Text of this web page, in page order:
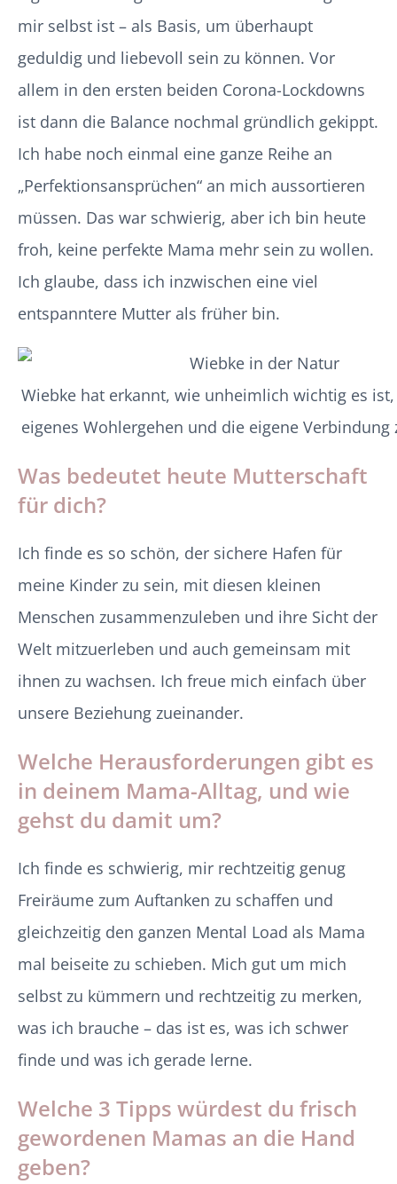
mir selbst ist – als Basis, um überhaupt
geduldig und liebevoll sein zu können. Vor
allem in den ersten beiden Corona-Lockdowns
ist dann die Balance nochmal gründlich gekippt.
Ich habe noch einmal eine ganze Reihe an
„Perfektionsansprüchen“ an mich aussortieren
müssen. Das war schwierig, aber ich bin heute
froh, keine perfekte Mama mehr sein zu wollen.
Ich glaube, dass ich inzwischen eine viel
entspanntere Mutter als früher bin.
Wiebke hat erkannt, wie unheimlich wichtig es
eigenes Wohlergehen und die eigene Verbindung
Was bedeutet heute Mutterschaft
für dich?
Ich finde es so schön, der sichere Hafen für
meine Kinder zu sein, mit diesen kleinen
Menschen zusammenzuleben und ihre Sicht der
Welt mitzuerleben und auch gemeinsam mit
ihnen zu wachsen. Ich freue mich einfach über
unsere Beziehung zueinander.
Welche Herausforderungen gibt es
in deinem Mama-Alltag, und wie
gehst du damit um?
Ich finde es schwierig, mir rechtzeitig genug
Freiräume zum Auftanken zu schaffen und
gleichzeitig den ganzen Mental Load als Mama
mal beiseite zu schieben. Mich gut um mich
selbst zu kümmern und rechtzeitig zu merken,
was ich brauche – das ist es, was ich schwer
finde und was ich gerade lerne.
Welche 3 Tipps würdest du frisch
gewordenen Mamas an die Hand
geben?